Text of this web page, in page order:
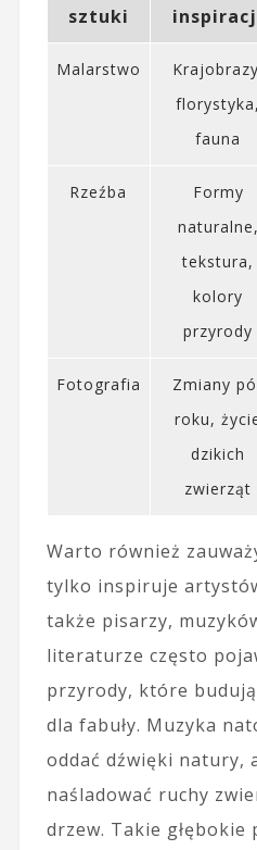
sztuki
Malarstwo
florystyka,
fauna
Rzeźba
Formy
naturalne,
tekstura,
kolory
przyrody
Fotografia
Zmiany
roku,
dzikich
zwierząt
Warto również
tylko inspiruje
także pisarzy,
literaturze często
przyrody, które
dla fabuły. Muzyka
oddać dźwięki natury,
naśladować ruchy
drzew. Takie głębokie